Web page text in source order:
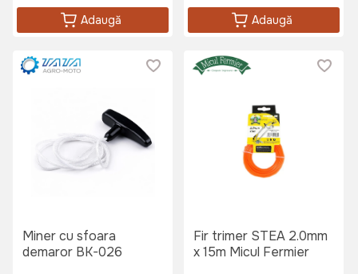
Adaugă Adaugă
Miner cu sfoara
demaror BK-026
Fir trimer STEA 2.0mm
x 15m Micul Fermier